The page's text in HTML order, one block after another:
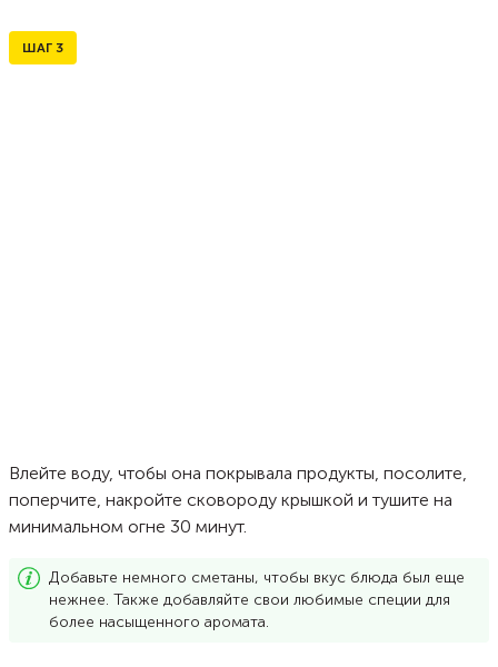
ШАГ 3
Влейте воду, чтобы она покрывала продукты, посолите,
поперчите, накройте сковороду крышкой и тушите на
минимальном огне 30 минут.
Добавьте немного сметаны, чтобы вкус блюда был еще
нежнее. Также добавляйте свои любимые специи для
более насыщенного аромата.